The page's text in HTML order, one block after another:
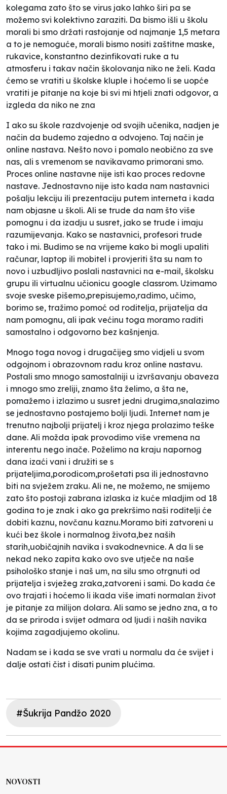
kolegama zato što se virus jako lahko širi pa se
možemo svi kolektivno zaraziti. Da bismo išli u školu
morali bi smo držati rastojanje od najmanje 1,5 metara
a to je nemoguće, morali bismo nositi zaštitne maske,
rukavice, konstantno dezinfikovati ruke a tu
atmosferu i takav način školovanja niko ne želi. Kada
ćemo se vratiti u školske kluple i hoćemo li se uopće
vratiti je pitanje na koje bi svi mi htjeli znati odgovor, a
izgleda da niko ne zna
I ako su škole razdvojenje od svojih učenika, nadjen je
način da budemo zajedno a odvojeno. Taj način je
online nastava. Nešto novo i pomalo neobično za sve
nas, ali s vremenom se navikavamo primorani smo.
Proces online nastavne nije isti kao proces redovne
nastave. Jednostavno nije isto kada nam nastavnici
pošalju lekciju ili prezentaciju putem interneta i kada
nam objasne u školi. Ali se trude da nam što više
pomognu i da izadju u susret, jako se trude i imaju
razumijevanja. Kako se nastavnici, profesori trude
tako i mi. Budimo se na vrijeme kako bi mogli upaliti
računar, laptop ili mobitel i provjeriti šta su nam to
novo i uzbudljivo poslali nastavnici na e-mail, školsku
grupu ili virtualnu učionicu google classrom. Uzimamo
svoje sveske pišemo,prepisujemo,radimo, učimo,
borimo se, tražimo pomoć od roditelja, prijatelja da
nam pomognu, ali ipak većinu toga moramo raditi
samostalno i odgovorno bez kašnjenja.
Mnogo toga novog i drugačijeg smo vidjeli u svom
odgojnom i obrazovnom radu kroz online nastavu.
Postali smo mnogo samostalniji u izvršavanju obaveza
i mnogo smo zreliji, znamo šta želimo, a šta ne,
pomažemo i izlazimo u susret jedni drugima,snalazimo
se jednostavno postajemo bolji ljudi. Internet nam je
trenutno najbolji prijatelj i kroz njega prolazimo teške
dane. Ali možda ipak provodimo više vremena na
interentu nego inače. Poželimo na kraju napornog
dana izaći vani i družiti se s
prijateljima,porodicom,prošetati psa ili jednostavno
biti na svježem zraku. Ali ne, ne možemo, ne smijemo
zato što postoji zabrana izlaska iz kuće mladjim od 18
godina to je znak i ako ga prekršimo naši roditelji će
dobiti kaznu, novčanu kaznu.Moramo biti zatvoreni u
kući bez škole i normalnog života,bez naših
starih,uobičajnih navika i svakodnevnice. A da li se
nekad neko zapita kako ovo sve utječe na naše
psihološko stanje i naš um, na silu smo otrgnuti od
prijatelja i svježeg zraka,zatvoreni i sami. Do kada će
ovo trajati i hoćemo li ikada više imati normalan život
je pitanje za milijon dolara. Ali samo se jedno zna, a to
da se priroda i svijet odmara od ljudi i naših navika
kojima zagadjujemo okolinu.
Nadam se i kada se sve vrati u normalu da će svijet i
dalje ostati čist i disati punim plućima.
#Šukrija Pandžo 2020
NOVOSTI